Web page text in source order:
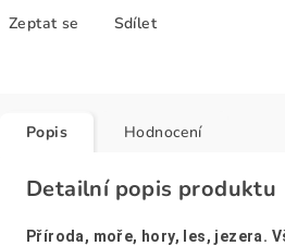
Zeptat se Sdílet
Popis Hodnocení
Detailní popis produktu
Příroda, moře, hory, les, jezera.